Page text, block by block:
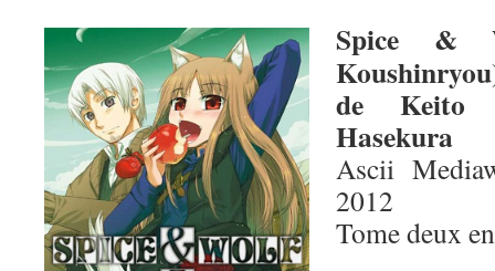
Spice &
de Keito
Hasekura
Ascii
2012
Tome deux